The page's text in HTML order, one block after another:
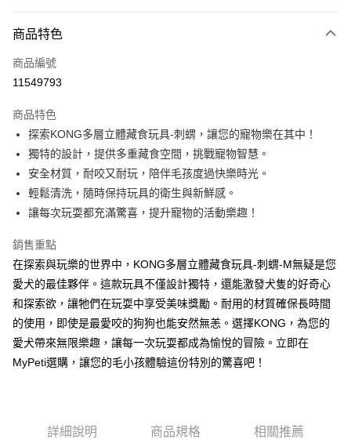
3 期 0 利率 每期
合作金庫商業銀行
上海商業儲蓄銀行
臺灣中小企業銀行
匯豐（台灣）商業銀行
華泰商業銀行
聯邦商業銀行
遠東國際商業銀行
元大商業銀行
永豐商業銀行
玉山商業銀行
星展（台灣）商業銀行
台灣樂天信用卡公司
合作金庫商業銀行
上海商業儲蓄銀行
國泰世華商業銀行
兆豐國際商業銀行
匯豐（台灣）商業銀行
華泰商業銀行
聯邦商業銀行
遠東國際商業銀行
元大商業銀行
永豐商業銀行
玉山商業銀行
星展（台灣）商業銀行
台灣樂天信用卡公司
12 期 0 利率 每期
華南商業銀行
上海商業儲蓄銀行
台北富邦商業銀行
國泰世華商業銀行
兆豐國際商業銀行
臺灣中小企業銀行
台中商業銀行
聯邦商業銀行
遠東國際商業銀行
元大商業銀行
永豐商業銀行
台新國際商業銀行
台灣樂天信用卡公司
華南商業銀行
彰化商業銀行
上海商業儲蓄銀行
台北富邦商業銀行
兆豐國際商業銀行
臺灣中小企業銀行
台中商業銀行
匯豐（台灣）商業銀行
華泰商業銀行
聯邦商業銀行
永豐商業銀行
中國信託商業銀行
台灣樂天信用卡公司
超商取貨付款
LINE Pay
Apple Pay
貨到付款
運送方式
全家取貨付款
每筆NT$70，滿NT$1,200(含以上)免運費
付款後全家取貨
每筆NT$70，滿NT$1,200(含以上)免運費
付款後7-11取貨
商品特色
商品編號
11549793
商品特色
探索KONG多層立體藏食玩具-刺蝟，讓您的寵物樂在其中！
獨特的設計，提供多重藏食空間，挑戰寵物智慧。
安全材質，耐咬又耐玩，陪伴毛孩度過快樂時光。
輕鬆清洗，隨時保持玩具的衛生與新鮮感。
讓每次玩耍都充滿驚喜，提升寵物的活動樂趣！
銷售重點
在探索與玩樂的世界中，KONG多層立體藏食玩具-刺蝟-M無疑是您
愛犬的最佳夥伴。這款玩具不僅設計獨特，還能激發犬隻的好奇心
和探索欲，讓牠們在玩耍中享受美味獎勵。耐用的材質確保長時間
的使用，即使是最愛咬的狗狗也能安然無恙。選擇KONG，為您的
愛犬帶來無限樂趣，讓每一次玩耍都成為愉悅的冒險。立即在
MyPeti選購，讓您的毛小孩體驗這份特別的驚喜吧！
詳細說明 商品規格 相關推薦